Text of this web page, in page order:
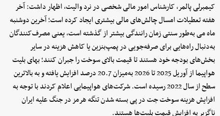
کیمبرلی پالمر، کارشناس امور مالی شخصی در نرد والیت، اظهار داشت: آخر
هفته تعطیلات امسال چالش‌های مالی بیشتری ایجاد کرده است؛ آخرین دوشنبه
ماه می به‌طور سنتی زمان رانندگی بیشتر از گذشته است، یعنی مصرف‌کنندگان
به‌دنبال راه‌هایی برای صرفه‌جویی در پمپ‌بنزین یا کاهش هزینه در سایر
بخش‌های بودجه خود هستند تا قیمت بالای سوخت را جبران کنند؛ بهای بلیت
هواپیما از آوریل 2025 تا 2026 به‌میزان 20.7 درصد افزایش یافته و به بالاترین
سطح از سال 2022 رسیده است. شرکت‌های هواپیمایی اعلام کردند با توجه به
افزایش هزینه سوخت جت در پی بسته شدن تنگه هرمز در جنگ علیه ایران
ناگزیر به افزایش قیمت بلیت‌ها هستند.